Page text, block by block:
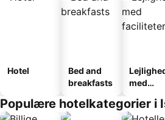
Hotel
Bed and
breakfasts
med
Populære hotelkategorier i